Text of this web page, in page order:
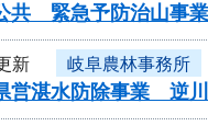
共 緊急予防治山事
新 岐阜農林事務所
営湛水防除事業 逆